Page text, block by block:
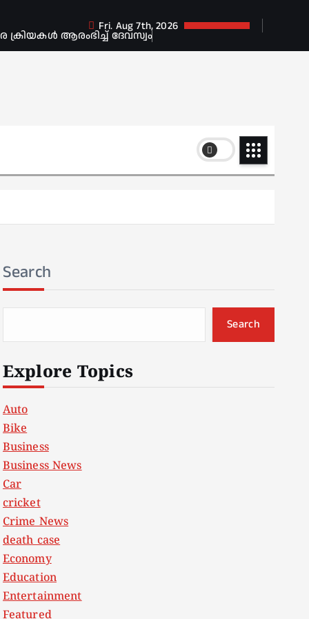
ആരംഭിച്ച് ദേവസ്വം
Fri. Aug 7th, 2026
Search
Search
Explore Topics
Auto
Bike
Business
Business News
Car
cricket
Crime News
death case
Economy
Education
Entertainment
Featured